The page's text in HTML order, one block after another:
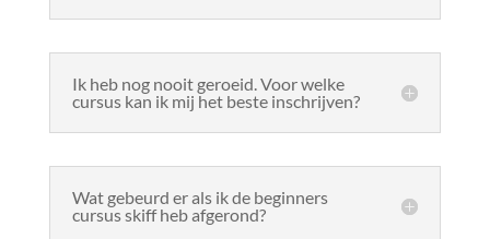
Ik heb nog nooit geroeid. Voor welke
cursus kan ik mij het beste inschrijven?
Wat gebeurd er als ik de beginners
cursus skiff heb afgerond?